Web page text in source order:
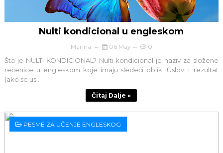
Nulti kondicional u engleskom
Marina 06 May 0
Šta je NULTI KONDICIONAL? Nulti kondicional je naziv za složene
rečenice u engleskom koje imaju sledeći oblik: Uslov + rezultat
(ako se us...
Čitaj Dalje »
PESME ZA UČENJE ENGLESKOG